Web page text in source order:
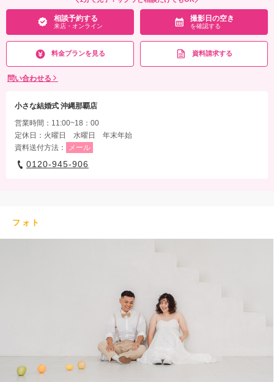
相談予約する
来店・オンライン
撮影日の空き
を確認する
料金プランを見る 資料請求する
問い合わせる
小さな結婚式 沖縄那覇店
営業時間：11:00~18：00
定休日：火曜日 水曜日 年末年始
資料送付方法：
メール
0120-945-906
フォト